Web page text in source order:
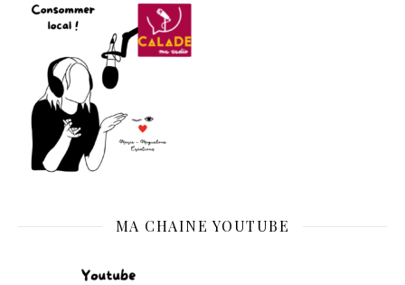
MA CHAINE YOUTUBE